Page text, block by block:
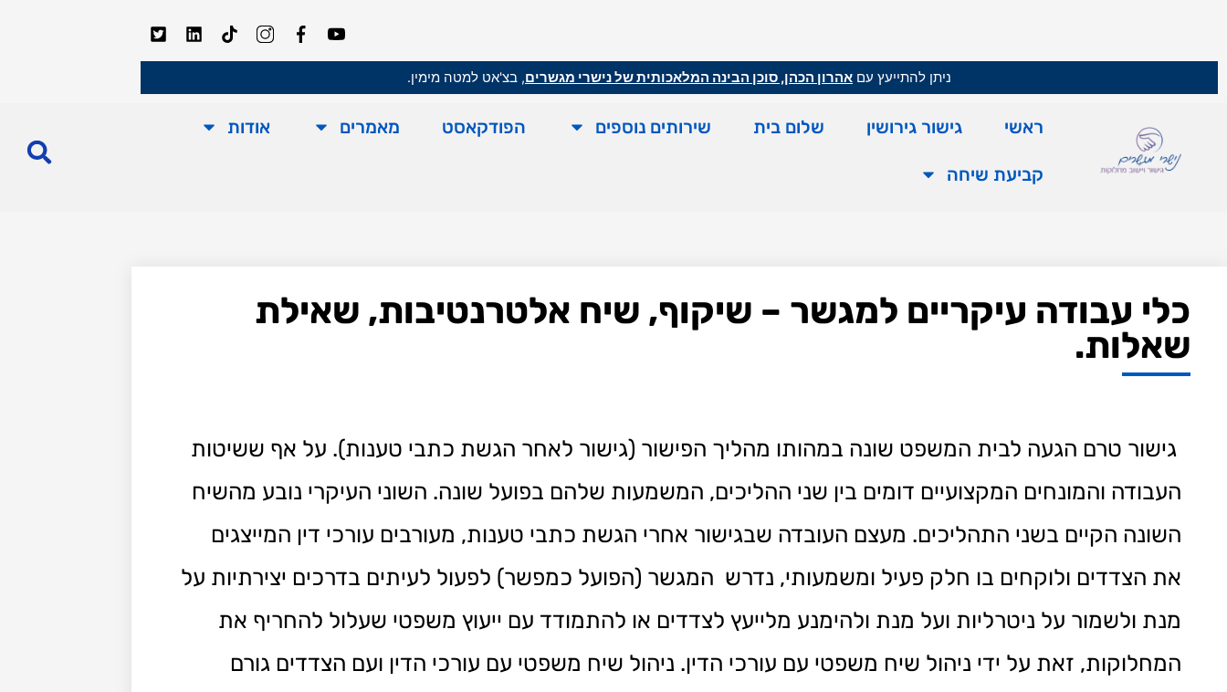
ניתן להתייעץ עם אהרון הכהן, סוכן הבינה המלאכותית של נישרי מגשרים, בצ'אט למטה מימין.
ראשי גישור גירושין שלום בית שירותים נוספים הפודקאסט מאמרים אודות
קביעת שיחה
כלי עבודה עיקריים למגשר – שיקוף, שיח אלטרנטיבות, שאילת
שאלות.
גישור טרם הגעה לבית המשפט שונה במהותו מהליך הפישור (גישור לאחר הגשת כתבי טענות). על אף ששיטות
העבודה והמונחים המקצועיים דומים בין שני ההליכים, המשמעות שלהם בפועל שונה. השוני העיקרי נובע מהשיח
השונה הקיים בשני התהליכים. מעצם העובדה שבגישור אחרי הגשת כתבי טענות, מעורבים עורכי דין המייצגים
את הצדדים ולוקחים בו חלק פעיל ומשמעותי, נדרש המגשר (הפועל כמפשר) לפעול לעיתים בדרכים יצירתיות על
מנת ולשמור על ניטרליות ועל מנת ולהימנע מלייעץ לצדדים או להתמודד עם ייעוץ משפטי שעלול להחריף את
המחלוקות, זאת על ידי ניהול שיח משפטי עם עורכי הדין. ניהול שיח משפטי עם עורכי הדין ועם הצדדים גורם